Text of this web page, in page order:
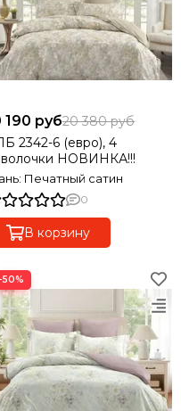
190 руб20 380 руб
2342-6 (евро), 4
НОВИНКА!!!
Печатный сатин
0
В корзину